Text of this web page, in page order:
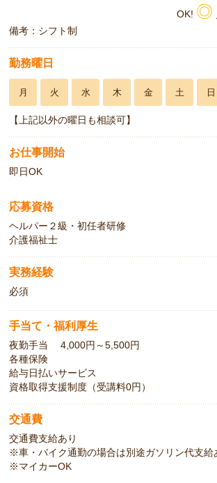
OK! ◎
備考：シフト制
勤務曜日
月 火 水 木 金 土 日
【上記以外の曜日も相談可】
お仕事開始
即日OK
応募資格
ヘルパー２級・初任者研修
介護福祉士
実務経験
必須
手当て・福利厚生
夜勤手当 4,000円～5,500円
各種保険
給与日払いサービス
資格取得支援制度（受講料0円）
交通費
交通費支給あり
※車・バイク通勤の場合は別途ガソリン代支給
※マイカーOK